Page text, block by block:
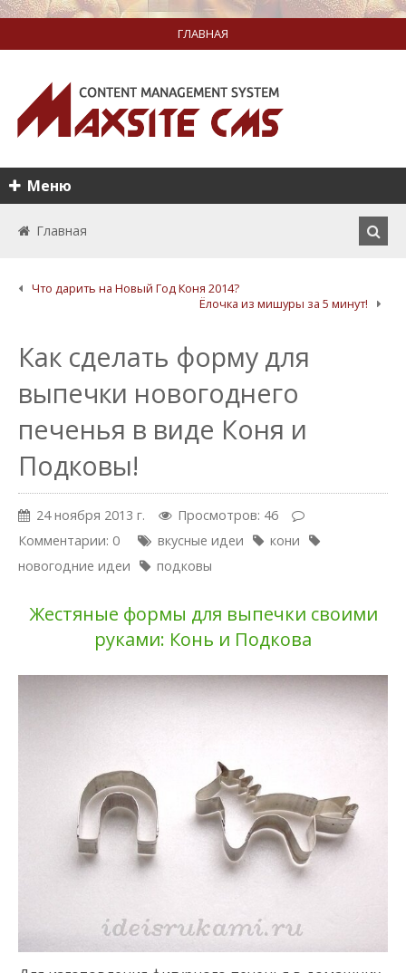
ГЛАВНАЯ
Меню
Главная
Что дарить на Новый Год Коня 2014?
Ёлочка из мишуры за 5 минут!
Как сделать форму для
выпечки новогоднего
печенья в виде Коня и
Подковы!
24 ноября 2013 г.
Просмотров: 46
Комментарии: 0
вкусные идеи
кони
новогодние идеи
подковы
Жестяные формы для выпечки своими
руками: Конь и Подкова